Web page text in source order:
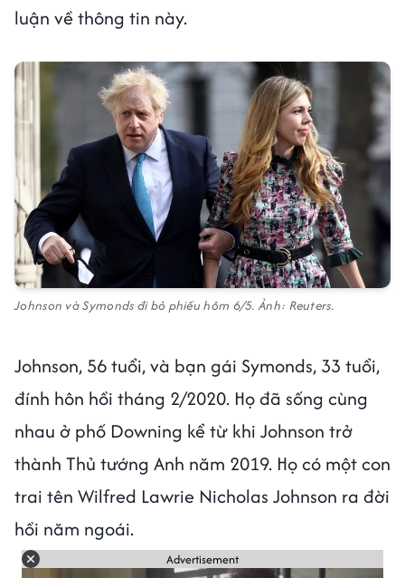
luận về thông tin này.
Johnson và Symonds đi bỏ phiếu hôm 6/5. Ảnh: Reuters.
Johnson, 56 tuổi, và bạn gái Symonds, 33 tuổi,
đính hôn hồi tháng 2/2020. Họ đã sống cùng
nhau ở phố Downing kể từ khi Johnson trở
thành Thủ tướng Anh năm 2019. Họ có một con
trai tên Wilfred Lawrie Nicholas Johnson ra đời
hồi năm ngoái.
Advertisement